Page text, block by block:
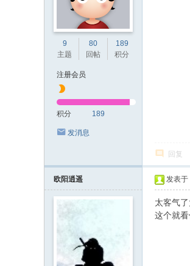
9
主题
80
回帖
189
积分
注册会员
积分 189
发消息
回复
欧阳逍遥 发表
太客气了
这个就